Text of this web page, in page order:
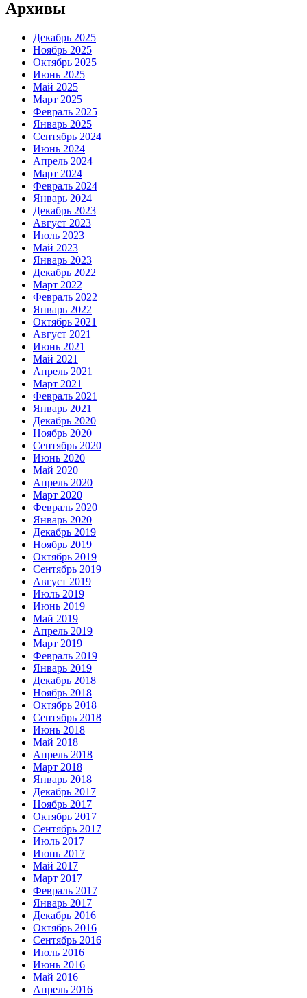
Архивы
Декабрь 2025
Ноябрь 2025
Октябрь 2025
Июнь 2025
Май 2025
Март 2025
Февраль 2025
Январь 2025
Сентябрь 2024
Июнь 2024
Апрель 2024
Март 2024
Февраль 2024
Январь 2024
Декабрь 2023
Август 2023
Июль 2023
Май 2023
Январь 2023
Декабрь 2022
Март 2022
Февраль 2022
Январь 2022
Октябрь 2021
Август 2021
Июнь 2021
Май 2021
Апрель 2021
Март 2021
Февраль 2021
Январь 2021
Декабрь 2020
Ноябрь 2020
Сентябрь 2020
Июнь 2020
Май 2020
Апрель 2020
Март 2020
Февраль 2020
Январь 2020
Декабрь 2019
Ноябрь 2019
Октябрь 2019
Сентябрь 2019
Август 2019
Июль 2019
Июнь 2019
Май 2019
Апрель 2019
Март 2019
Февраль 2019
Январь 2019
Декабрь 2018
Ноябрь 2018
Октябрь 2018
Сентябрь 2018
Июнь 2018
Май 2018
Апрель 2018
Март 2018
Январь 2018
Декабрь 2017
Ноябрь 2017
Октябрь 2017
Сентябрь 2017
Июль 2017
Июнь 2017
Май 2017
Март 2017
Февраль 2017
Январь 2017
Декабрь 2016
Октябрь 2016
Сентябрь 2016
Июль 2016
Июнь 2016
Май 2016
Апрель 2016